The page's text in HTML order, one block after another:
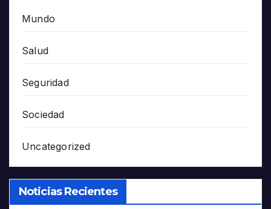
Mundo
Salud
Seguridad
Sociedad
Uncategorized
Noticias Recientes